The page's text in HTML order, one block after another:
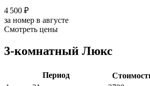
4 500 ₽
за номер в августе
Смотреть цены
3-комнатный Люкс
Период